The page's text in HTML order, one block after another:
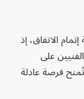
الاتفاق، إذ
على
فرصة عادلة